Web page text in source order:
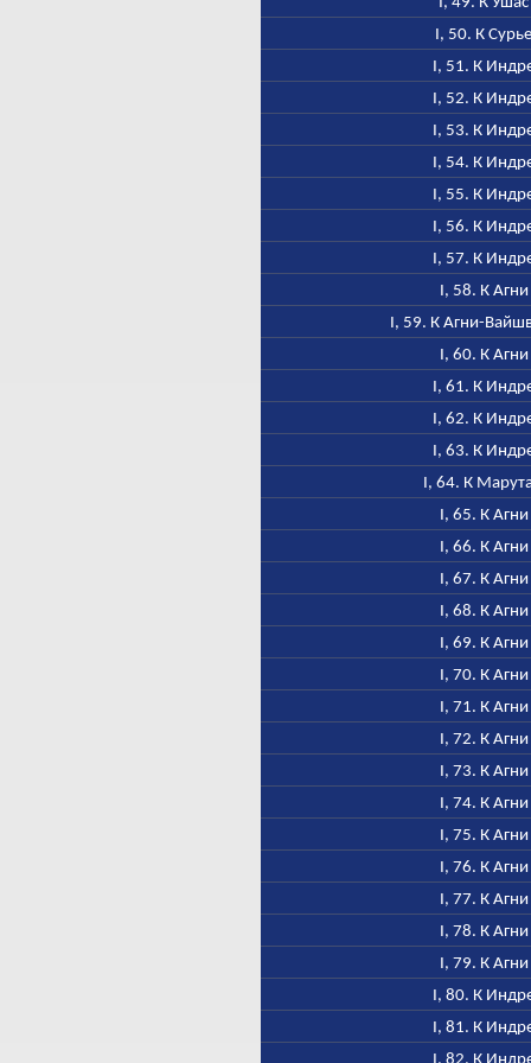
I, 50. К Сурье
I, 51. К
I, 52. К
I, 53. К
I, 54. К
I, 55. К
I, 56. К
I, 57. К
I, 58. К Агни
I, 59. К Агни-
I, 60. К Агни
I, 61. К
I, 62. К
I, 63. К
I, 64. К
I, 65. К Агни
I, 66. К Агни
I, 67. К Агни
I, 68. К Агни
I, 69. К Агни
I, 70. К Агни
I, 71. К Агни
I, 72. К Агни
I, 73. К Агни
I, 74. К Агни
I, 75. К Агни
I, 76. К Агни
I, 77. К Агни
I, 78. К Агни
I, 79. К Агни
I, 80. К
I, 81. К
I, 82. К